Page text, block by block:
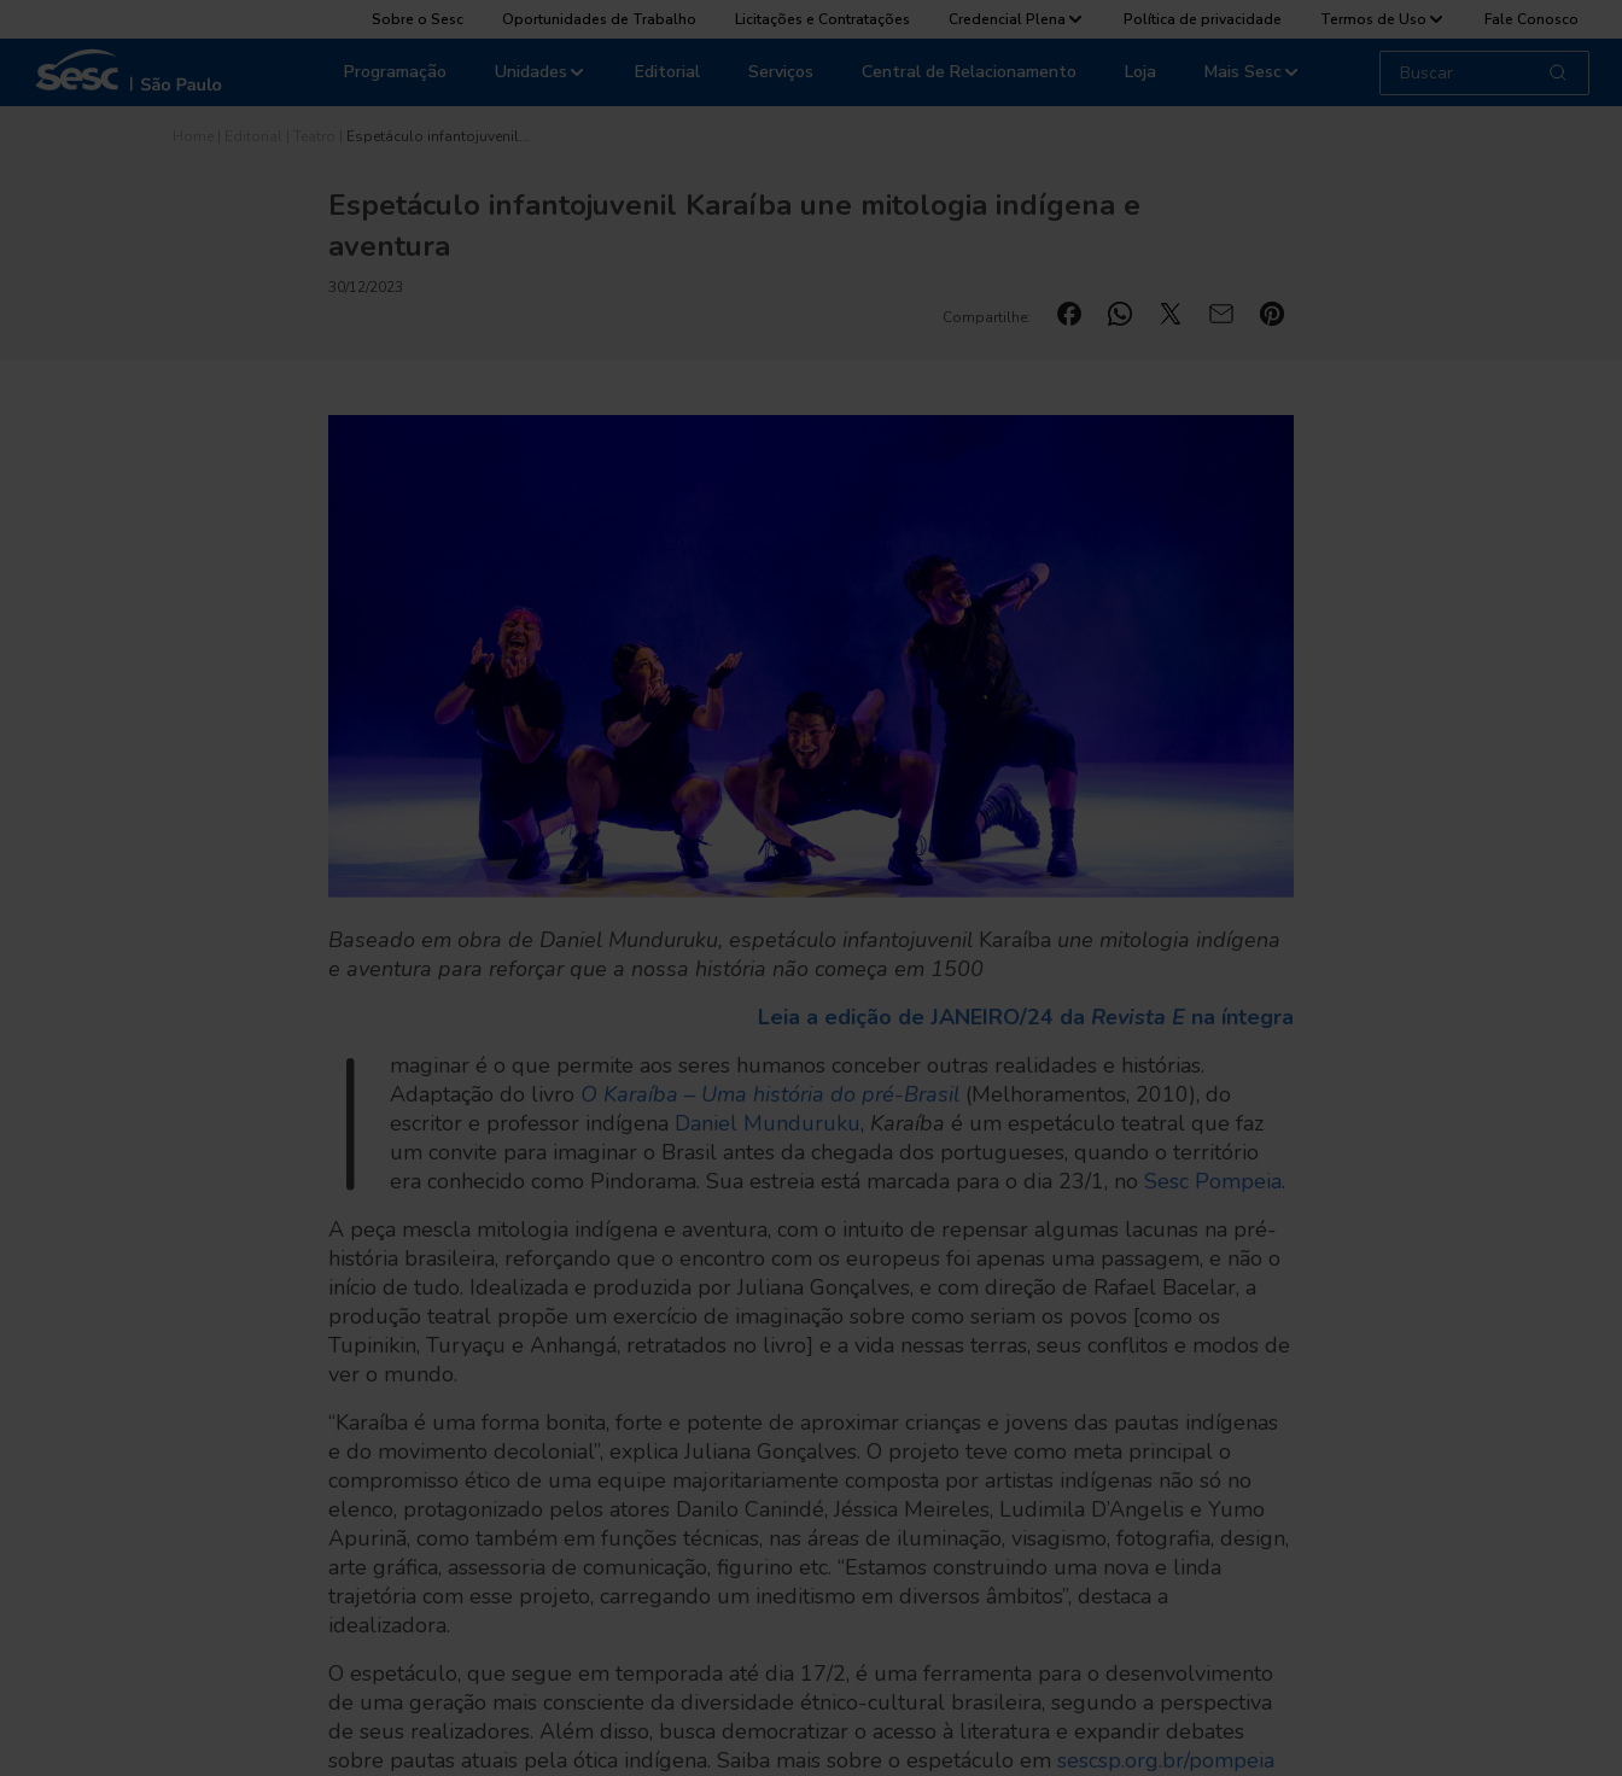
Sobre o Sesc Oportunidades de Trabalho Licitações e Contratações Credencial Plena Política de privacidade Termos de Uso Fale Conosco
Unidades
Programação Editorial Serviços Central de Relacionamento Loja Mais Sesc
Espetáculo infantojuvenil…
Espetáculo infantojuvenil Karaíba une mitologia indígena e
aventura
30/12/2023
Compartilhe:
Baseado em obra de Daniel Munduruku, espetáculo infantojuvenil Karaíba une mitologia indígena
e aventura para reforçar que a nossa história não começa em 1500
Leia a edição de JANEIRO/24 da Revista E na íntegra
I
maginar é o que permite aos seres humanos conceber outras realidades e histórias.
Adaptação do livro O Karaíba – Uma história do pré-Brasil (Melhoramentos, 2010), do
escritor e professor indígena Daniel Munduruku, Karaíba é um espetáculo teatral que faz
um convite para imaginar o Brasil antes da chegada dos portugueses, quando o território
era conhecido como Pindorama. Sua estreia está marcada para o dia 23/1, no Sesc Pompeia.
A peça mescla mitologia indígena e aventura, com o intuito de repensar algumas lacunas na pré-
história brasileira, reforçando que o encontro com os europeus foi apenas uma passagem, e não o
início de tudo. Idealizada e produzida por Juliana Gonçalves, e com direção de Rafael Bacelar, a
produção teatral propõe um exercício de imaginação sobre como seriam os povos [como os
Tupinikin, Turyaçu e Anhangá, retratados no livro] e a vida nessas terras, seus conflitos e modos de
ver o mundo.
“Karaíba é uma forma bonita, forte e potente de aproximar crianças e jovens das pautas indígenas
e do movimento decolonial”, explica Juliana Gonçalves. O projeto teve como meta principal o
compromisso ético de uma equipe majoritariamente composta por artistas indígenas não só no
elenco, protagonizado pelos atores Danilo Canindé, Jéssica Meireles, Ludimila D’Angelis e Yumo
Apurinã, como também em funções técnicas, nas áreas de iluminação, visagismo, fotografia, design,
arte gráfica, assessoria de comunicação, figurino etc. “Estamos construindo uma nova e linda
trajetória com esse projeto, carregando um ineditismo em diversos âmbitos”, destaca a
idealizadora.
O espetáculo, que segue em temporada até dia 17/2, é uma ferramenta para o desenvolvimento
de uma geração mais consciente da diversidade étnico-cultural brasileira, segundo a perspectiva
de seus realizadores. Além disso, busca democratizar o acesso à literatura e expandir debates
sobre pautas atuais pela ótica indígena. Saiba mais sobre o espetáculo em sescsp.org.br/pompeia